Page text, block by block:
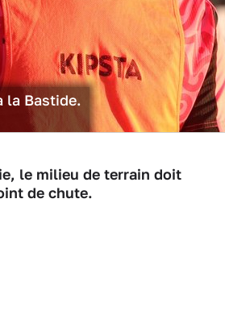
la Bastide.
le milieu de terrain doit
de chute.